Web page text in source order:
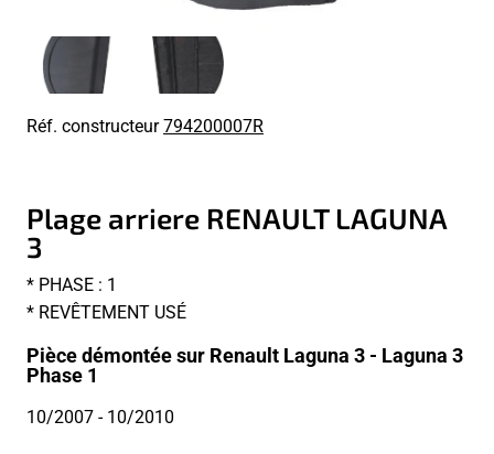
Réf. constructeur794200007R
Plage arriere RENAULT LAGUNA
3
* PHASE : 1
* REVÊTEMENT USÉ
Pièce démontée sur Renault Laguna 3 - Laguna 3
Phase 1
10/2007- 10/2010